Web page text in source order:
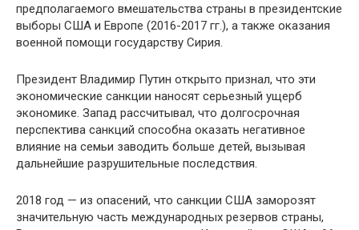
предполагаемого вмешательства страны в президентские
выборы США и Европе (2016-2017 гг.), а также оказания
военной помощи государству Сирия.
Президент Владимир Путин открыто признал, что эти
экономические санкции наносят серьезный ущерб
экономике. Запад рассчитывал, что долгосрочная
перспектива санкций способна оказать негативное
влияние на семьи заводить больше детей, вызывая
дальнейшие разрушительные последствия.
2018 год — из опасений, что санкции США заморозят
значительную часть международных резервов страны,